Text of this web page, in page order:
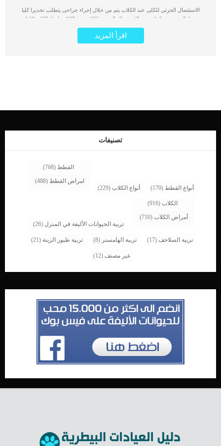
الاستئصال الجزئى للكلى عند الكلاب يتم من خلال إجراء جراحى يتطلب تخديرا كليا
بهدف ازالة ورم. كما يهدف الاستئصال الجزئى للكلى عند الكلاب إنقاذ الكلى كلها من
التلف الدائم والحاجة إلى الاستئصال الكلى. هناك بعض الاورام التى تظهر منفردة لتصيب
جزء محدد فى الكلى او بعض الانسجة. تتم معالجة هذه الأورام المنفردة من خلال عملية
الاستئصال الجزئى للكلى عند الكلاب. يعتبر سرطان الكلى اصابة نادرة الحدوث بين
اقرأ المزيد
تصنيفات
أنواع القطط (170) أنواع الكلاب (229)
القطط (768)
امراض القطط (488)
الكلاب (916)
أمراض الكلاب (710)
تربية الحيوانات الأليفة في المنزل (26)
تربية السلاحف (17) تربية الهامستر (8) تربية طيور الزينة (21)
غير مصنف (12)